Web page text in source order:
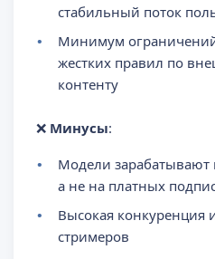
стабильный поток
Минимум
жестких правил по
контенту
❌ Минусы:
Модели
а не на платных
Высокая конкуренция
стримеров